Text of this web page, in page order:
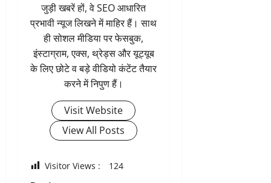
जुड़ी खबरें हों, वे SEO आधारित
प्रभावी न्यूज लिखने में माहिर हैं। साथ
ही सोशल मीडिया पर फेसबुक,
इंस्टाग्राम, एक्स, थ्रेड्स और यूट्यूब
के लिए छोटे व बड़े वीडियो कंटेंट तैयार
करने में निपुण हैं।
Visit Website
View All Posts
Visitor Views : 124